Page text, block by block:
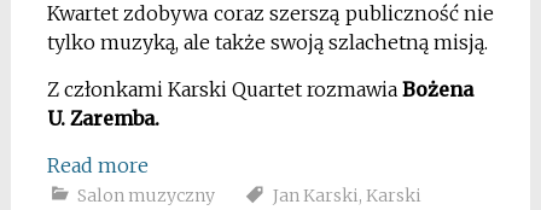
Kwartet zdobywa coraz szerszą publiczność nie
tylko muzyką, ale także swoją szlachetną misją.
Z członkami Karski Quartet rozmawia Bożena
U. Zaremba.
Read more
Salon muzyczny Jan Karski, Karski